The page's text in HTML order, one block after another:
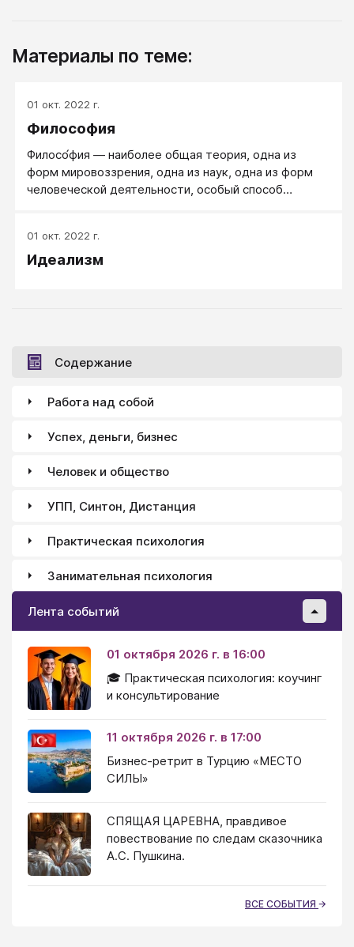
Материалы по теме:
01 окт. 2022 г.
Философия
Филосо́фия ― наиболее общая теория, одна из
форм мировоззрения, одна из наук, одна из форм
человеческой деятельности, особый способ
01 окт. 2022 г.
Идеализм
Содержание
Работа над собой
Успех, деньги, бизнес
Человек и общество
УПП, Синтон, Дистанция
Практическая психология
Занимательная психология
Лента событий
01 октября 2026 г. в 16:00
🎓 Практическая психология: коучинг
и консультирование
11 октября 2026 г. в 17:00
Бизнес-ретрит в Турцию «МЕСТО
СИЛЫ»
СПЯЩАЯ ЦАРЕВНА, правдивое
повествование по следам сказочника
А.С. Пушкина.
ВСЕ СОБЫТИЯ